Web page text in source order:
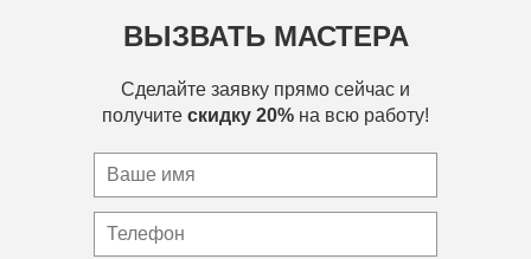
ВЫЗВАТЬ МАСТЕРА
Сделайте заявку прямо сейчас и
получите скидку 20% на всю работу!